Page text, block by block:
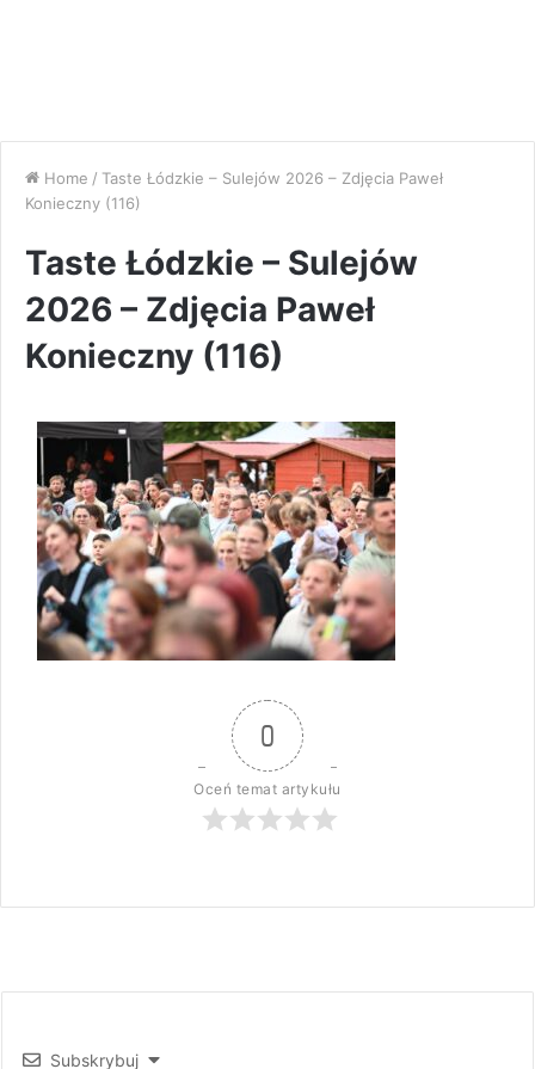
Home / Taste Łódzkie – Sulejów 2026 – Zdjęcia Paweł
Konieczny (116)
Taste Łódzkie – Sulejów
2026 – Zdjęcia Paweł
Konieczny (116)
0
Oceń temat artykułu
Subskrybuj